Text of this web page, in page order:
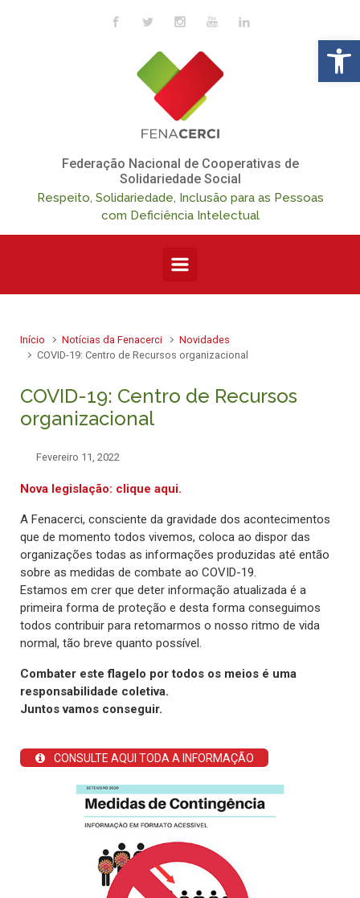
Federação Nacional de Cooperativas de
Solidariedade Social
Respeito, Solidariedade, Inclusão para as Pessoas
com Deficiência Intelectual
Início Notícias da Fenacerci
Novidades
COVID-19: Centro de Recursos organizacional
COVID-19: Centro de Recursos
organizacional
Fevereiro 11, 2022
Nova legislação: clique aqui.
A Fenacerci, consciente da gravidade dos acontecimentos
que de momento todos vivemos, coloca ao dispor das
organizações todas as informações produzidas até então
sobre as medidas de combate ao COVID-19.
Estamos em crer que deter informação atualizada é a
primeira forma de proteção e desta forma conseguimos
todos contribuir para retomarmos o nosso ritmo de vida
normal, tão breve quanto possível.
Combater este flagelo por todos os meios é uma
responsabilidade coletiva.
Juntos vamos conseguir.
CONSULTE AQUI TODA A INFORMAÇÃO